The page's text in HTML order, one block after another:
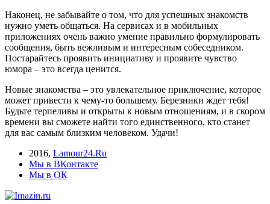
Наконец, не забывайте о том, что для успешных знакомств
нужно уметь общаться. На сервисах и в мобильных
приложениях очень важно умение правильно формулировать
сообщения, быть вежливым и интересным собеседником.
Постарайтесь проявить инициативу и проявите чувство
юмора – это всегда ценится.
Новые знакомства – это увлекательное приключение, которое
может привести к чему-то большему. Березники ждет тебя!
Будьте терпеливы и открыты к новым отношениям, и в скором
времени вы сможете найти того единственного, кто станет
для вас самым близким человеком. Удачи!
2016, Lamour24.Ru
Мы в ВКонтакте
Мы в ОК